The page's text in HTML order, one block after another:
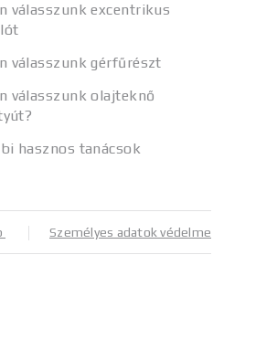
válasszunk excentrikus
válasszunk gérfűrészt
válasszunk olajteknő
hasznos tanácsok
Személyes adatok védelme